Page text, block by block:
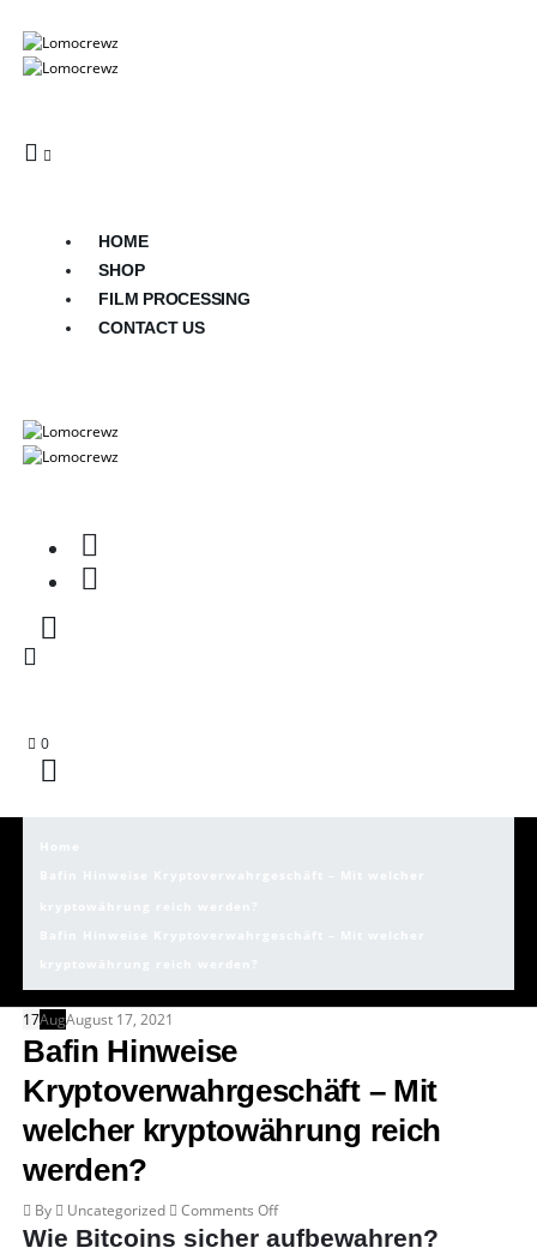
HOME
SHOP
FILM PROCESSING
CONTACT US
0
17AugAugust 17, 2021
Bafin Hinweise
Kryptoverwahrgeschäft – Mit
welcher kryptowährung reich
werden?
By Uncategorized Comments Offon
Bafin
Wie Bitcoins sicher aufbewahren?